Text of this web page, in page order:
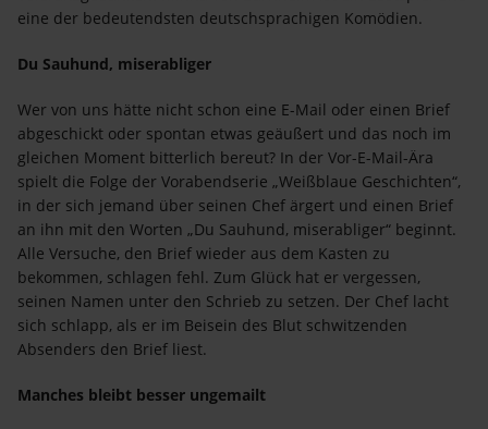
eine der bedeutendsten deutschsprachigen Komödien.
Du Sauhund, miserabliger
Wer von uns hätte nicht schon eine E-Mail oder einen Brief
abgeschickt oder spontan etwas geäußert und das noch im
gleichen Moment bitterlich bereut? In der Vor-E-Mail-Ära
spielt die Folge der Vorabendserie „Weißblaue Geschichten“,
in der sich jemand über seinen Chef ärgert und einen Brief
an ihn mit den Worten „Du Sauhund, miserabliger“ beginnt.
Alle Versuche, den Brief wieder aus dem Kasten zu
bekommen, schlagen fehl. Zum Glück hat er vergessen,
seinen Namen unter den Schrieb zu setzen. Der Chef lacht
sich schlapp, als er im Beisein des Blut schwitzenden
Absenders den Brief liest.
Manches bleibt besser ungemailt